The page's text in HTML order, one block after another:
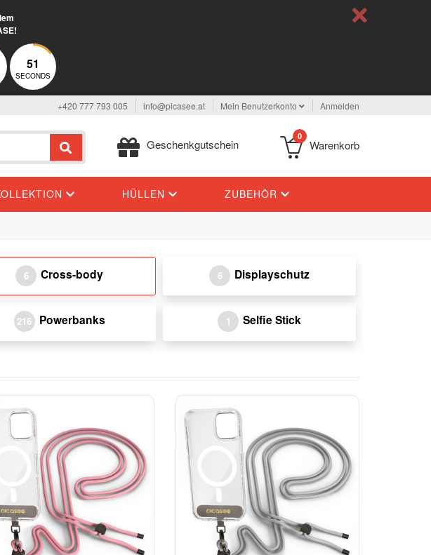
51
SECONDS
+420 777 793 005 info@picasee.at Mein Benutzerkonto Anmelden
Geschenkgutschein
0
Warenkorb
HÜLLEN ZUBEHÖR
6 Cross-body 6 Displayschutz
216 Powerbanks 1 Selfie Stick